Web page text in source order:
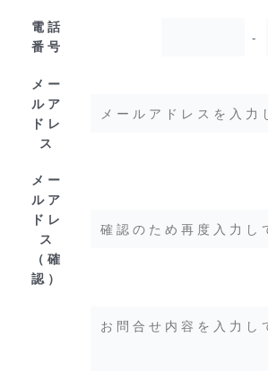
電話
番号
-
メー
ルア
ドレ
ス
メー
ルア
ドレ
ス
（確
認）